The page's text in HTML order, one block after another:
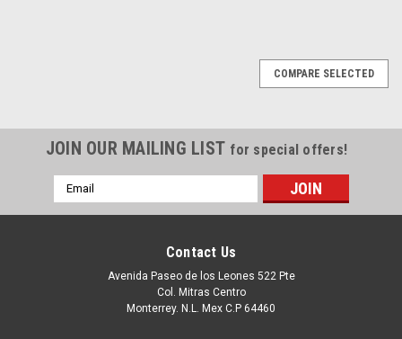
COMPARE SELECTED
JOIN OUR MAILING LIST for special offers!
Email
Address
Contact Us
Avenida Paseo de los Leones 522 Pte
Col. Mitras Centro
Monterrey. N.L. Mex C.P 64460